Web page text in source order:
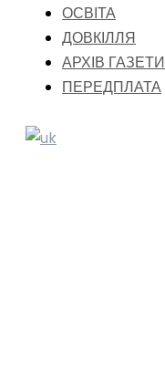
ОСВІТА
ДОВКІЛЛЯ
АРХІВ ГАЗЕТИ
ПЕРЕДПЛАТА